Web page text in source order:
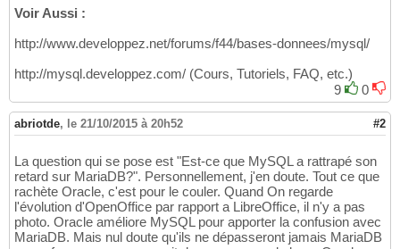
Voir Aussi :
http://www.developpez.net/forums/f44/bases-donnees/mysql/
http://mysql.developpez.com/ (Cours, Tutoriels, FAQ, etc.)
9
0
abriotde, le 21/10/2015 à 20h52 #2
La question qui se pose est "Est-ce que MySQL a rattrapé son
retard sur MariaDB?". Personnellement, j'en doute. Tout ce que
rachète Oracle, c'est pour le couler. Quand On regarde
l'évolution d'OpenOffice par rapport a LibreOffice, il n'y a pas
photo. Oracle améliore MySQL pour apporter la confusion avec
MariaDB. Mais nul doute qu'ils ne dépasseront jamais MariaDB